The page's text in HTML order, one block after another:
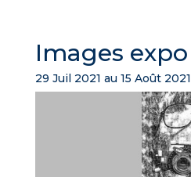
Images expo
29 Juil 2021 au 15 Août 2021